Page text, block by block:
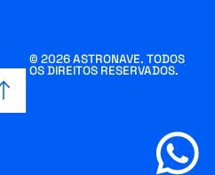
© 2026 ASTRONAVE. TODOS
OS DIREITOS RESERVADOS.